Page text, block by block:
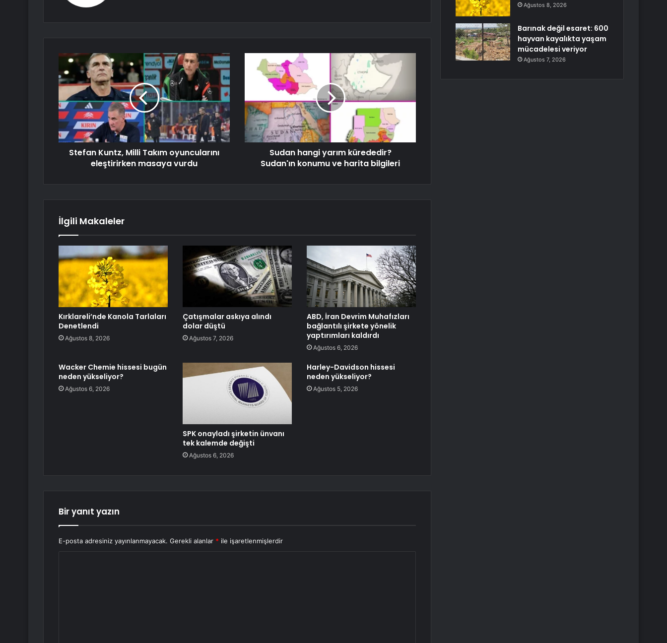
Stefan Kuntz, Milli Takım oyuncularını
eleştirirken masaya vurdu
Sudan hangi yarım kürededir?
Sudan'ın konumu ve harita bilgileri
İlgili Makaleler
Kırklareli’nde Kanola Tarlaları
Denetlendi
Ağustos 8, 2026
Çatışmalar askıya alındı
dolar düştü
Ağustos 7, 2026
ABD, İran Devrim Muhafızları
bağlantılı şirkete yönelik
yaptırımları kaldırdı
Ağustos 6, 2026
Wacker Chemie hissesi bugün
neden yükseliyor?
Ağustos 6, 2026
SPK onayladı şirketin ünvanı
tek kalemde değişti
Ağustos 6, 2026
Harley-Davidson hissesi
neden yükseliyor?
Ağustos 5, 2026
Bir yanıt yazın
E-posta adresiniz yayınlanmayacak. Gerekli alanlar * ile işaretlenmişlerdir
Ağustos 8, 2026
Barınak değil esaret: 600
hayvan kayalıkta yaşam
mücadelesi veriyor
Ağustos 7, 2026